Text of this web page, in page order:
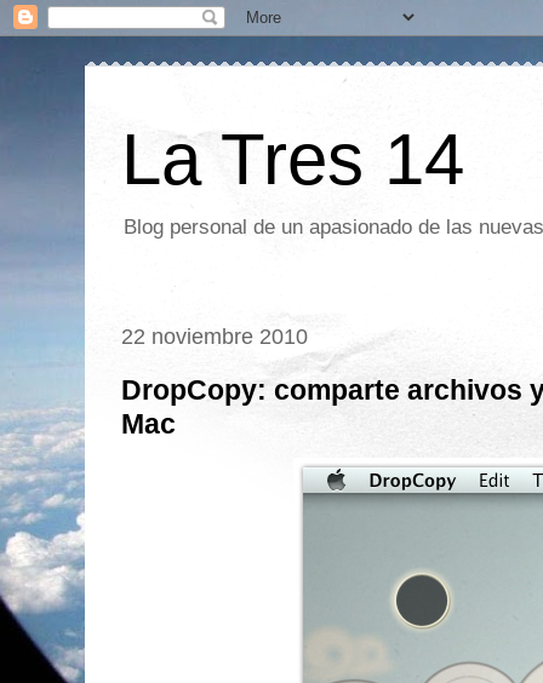
La Tres 14
Blog personal de un apasionado de las
22 noviembre 2010
DropCopy: comparte archivos
Mac